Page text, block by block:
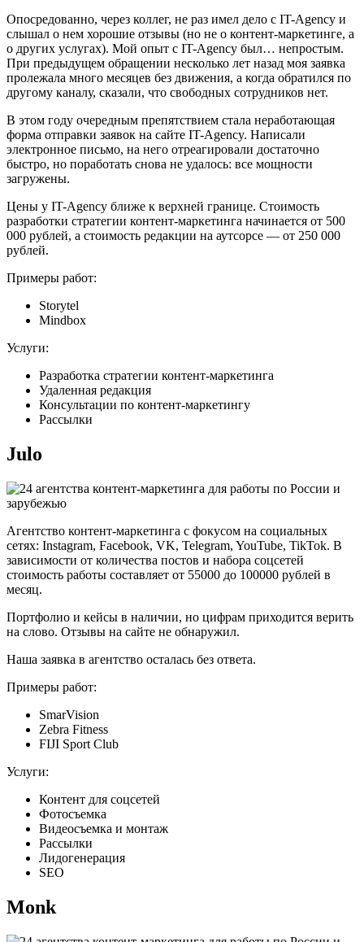
Опосредованно, через коллег, не раз имел дело с IT-Agency и
слышал о нем хорошие отзывы (но не о контент-маркетинге, а
о других услугах). Мой опыт с IT-Agency был… непростым.
При предыдущем обращении несколько лет назад моя заявка
пролежала много месяцев без движения, а когда обратился по
другому каналу, сказали, что свободных сотрудников нет.
В этом году очередным препятствием стала неработающая
форма отправки заявок на сайте IT-Agency. Написали
электронное письмо, на него отреагировали достаточно
быстро, но поработать снова не удалось: все мощности
загружены.
Цены у IT-Agency ближе к верхней границе. Стоимость
разработки стратегии контент-маркетинга начинается от 500
000 рублей, а стоимость редакции на аутсорсе — от 250 000
рублей.
Примеры работ:
Storytel
Mindbox
Услуги:
Разработка стратегии контент-маркетинга
Удаленная редакция
Консультации по контент-маркетингу
Рассылки
Julo
Агентство контент-маркетинга с фокусом на социальных
сетях: Instagram, Facebook, VK, Telegram, YouTube, TikTok. В
зависимости от количества постов и набора соцсетей
стоимость работы составляет от 55000 до 100000 рублей в
месяц.
Портфолио и кейсы в наличии, но цифрам приходится верить
на слово. Отзывы на сайте не обнаружил.
Наша заявка в агентство осталась без ответа.
Примеры работ:
SmarVision
Zebra Fitness
FIJI Sport Club
Услуги:
Контент для соцсетей
Фотосъемка
Видеосъемка и монтаж
Рассылки
Лидогенерация
SEO
Monk